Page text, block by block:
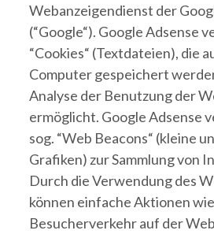
Webanzeigendienst der
(“Google“). Google Adsense
“Cookies“ (Textdateien), die
Computer gespeichert
Analyse der Benutzung der
ermöglicht. Google Adsense
sog. “Web Beacons“ (kleine
Grafiken) zur Sammlung von
Durch die Verwendung des
können einfache Aktionen
Besucherverkehr auf der